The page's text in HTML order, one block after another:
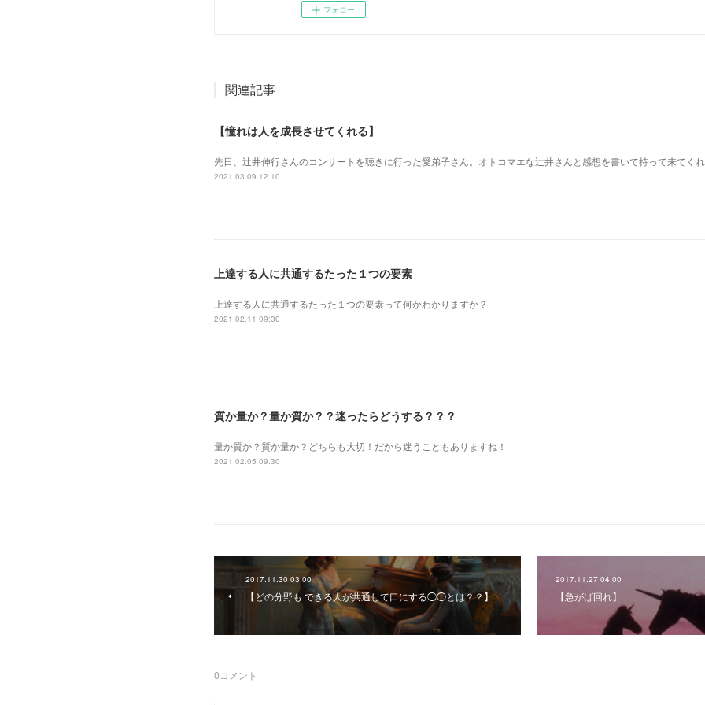
フォロー
関連記事
【憧れは人を成長させてくれる】
先日、辻井伸行さんのコンサートを 聴きに行った愛弟子さん。 オトコマエな辻井さんと 感想を書いて持って来てく
2021.03.09 12:10
上達する人に共通するたった１つの要素
上達する人に共通するたった１つの要素って何かわかりますか？
2021.02.11 09:30
質か量か？量か質か？？迷ったらどうする？？？
量か質か？ 質か量か？ どちらも大切！だから迷うこともありますね！
2021.02.05 09:30
2017.11.30 03:00
【どの分野も できる人が共通して口にする◯◯とは？？】
2017.11.27 04:00
【急がば回れ】
0コメント